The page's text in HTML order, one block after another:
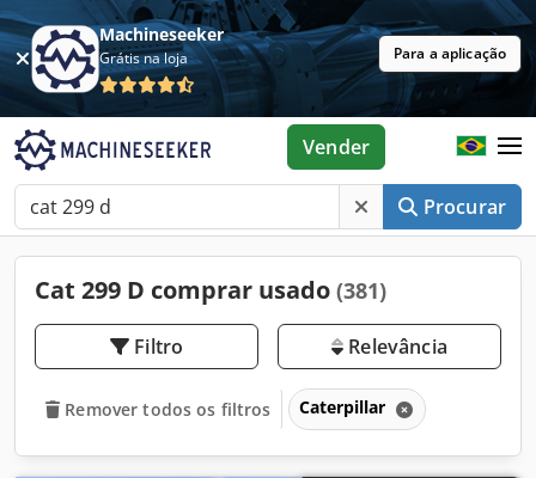
Machineseeker
Grátis na loja Para a aplicação
Procurar
Vender
Cat 299 D comprar usado (381)
Filtro Relevância
Remover todos os filtros Caterpillar